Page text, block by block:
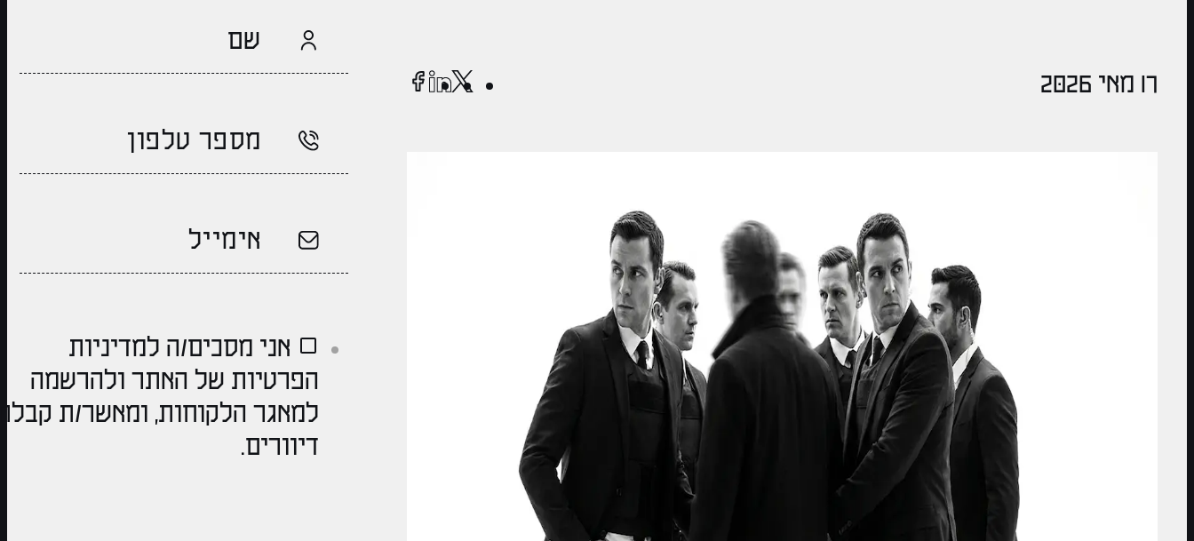
17 מאי 2026
אני מסכים/ה למדיניות
הפרטיות של האתר ולהרשמה
למאגר הלקוחות, ומאשר/ת
דיוורים.